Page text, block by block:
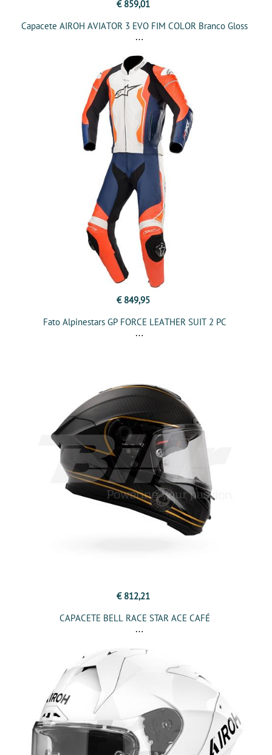
€ 859,01
Capacete AIROH AVIATOR 3 EVO FIM COLOR Branco Gloss
€ 849,95
Fato Alpinestars GP FORCE LEATHER SUIT 2 PC
€ 812,21
CAPACETE BELL RACE STAR ACE CAFÉ